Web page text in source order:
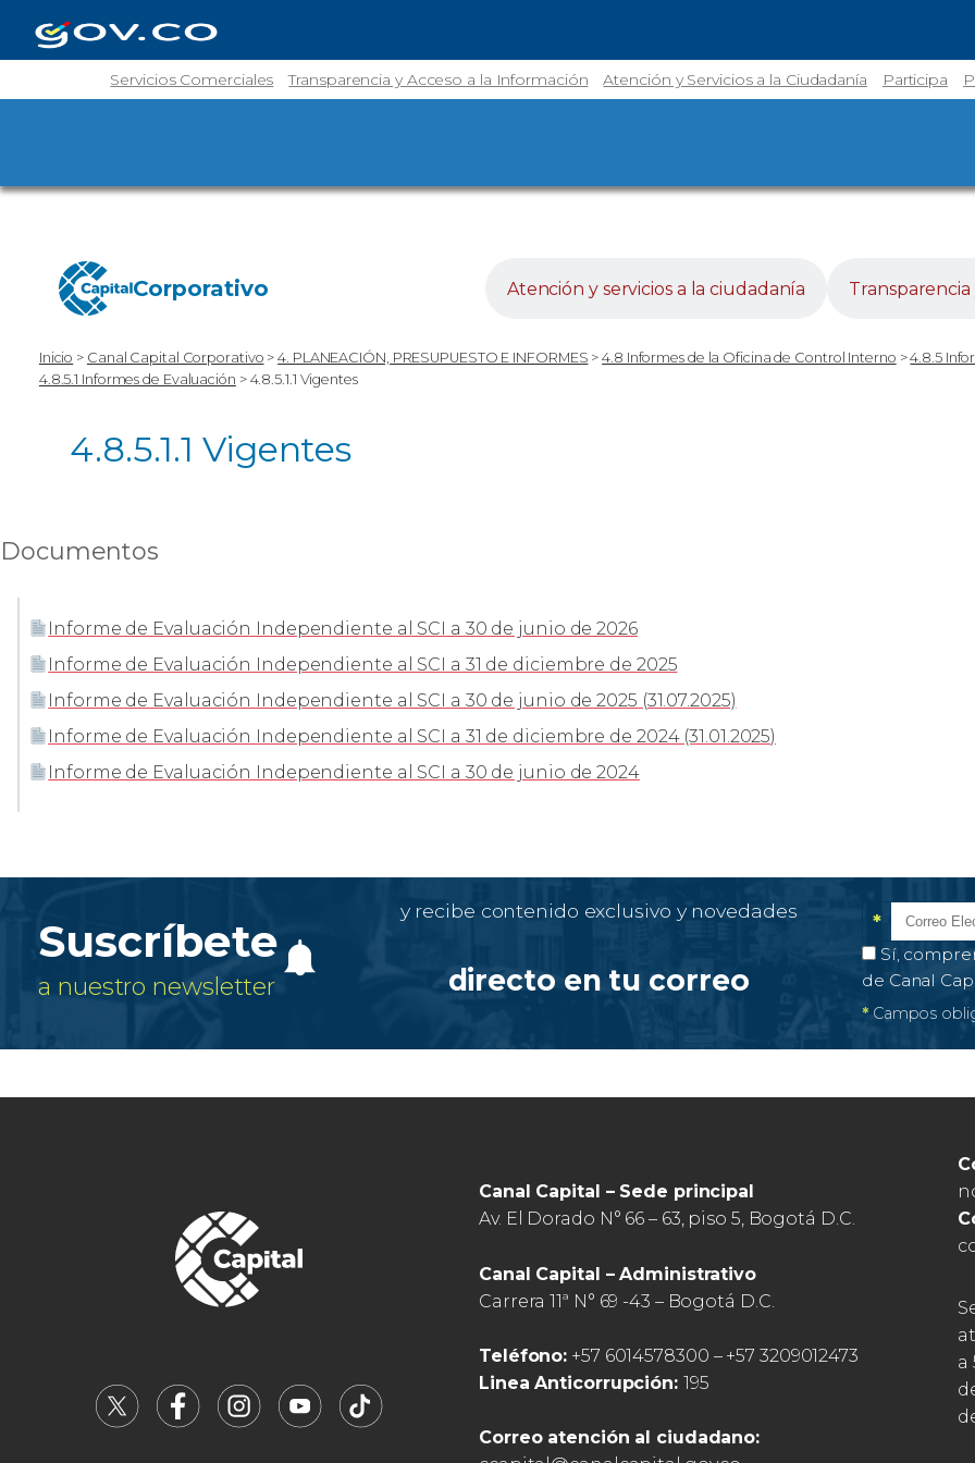
Servicios Comerciales Transparencia y Acceso a la Información Atención y Servicios a la Ciudadanía Participa
Corporativo Atención y servicios a la ciudadanía
Inicio > Canal Capital Corporativo >4. PLANEACIÓN, PRESUPUESTO E INFORMES >4.8 Informes de la Oficina de Control Interno >4.8.5
4.8.5.1 Informes de Evaluación > 4.8.5.1.1 Vigentes
4.8.5.1.1 Vigentes
Documentos
Informe de Evaluación Independiente al SCI a 30 de junio de 2026
Informe de Evaluación Independiente al SCI a 31 de diciembre de 2025
Informe de Evaluación Independiente al SCI a 30 de junio de 2025 (31.07.2025)
Informe de Evaluación Independiente al SCI a 31 de diciembre de 2024 (31.01.2025)
Informe de Evaluación Independiente al SCI a 30 de junio de 2024
Suscríbete
a nuestro newsletter
y recibe contenido exclusivo y novedades
directo en tu correo
Correo
*
Campo
Autorización
Sí,
de Canal
*Campos
Canal Capital – Sede principal
Av. El Dorado N° 66 – 63, piso 5, Bogotá D.C.
Canal Capital – Administrativo
Carrera 11ª N° 69 -43 – Bogotá D.C.
Teléfono: +57 6014578300 – +57 3209012473
Linea Anticorrupción: 195
Correo atención al ciudadano:
a